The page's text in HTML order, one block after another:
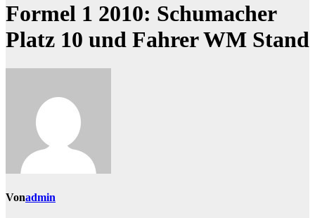
Formel 1 2010: Schumacher
Platz 10 und Fahrer WM Stand
Vonadmin